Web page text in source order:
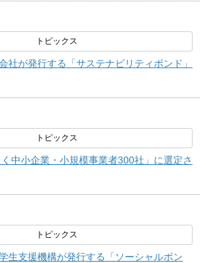
社が発行する「サステナビリティボンド」
中小企業・小規模事業者300社」に選定さ
生支援機構が発行する「ソーシャルボン